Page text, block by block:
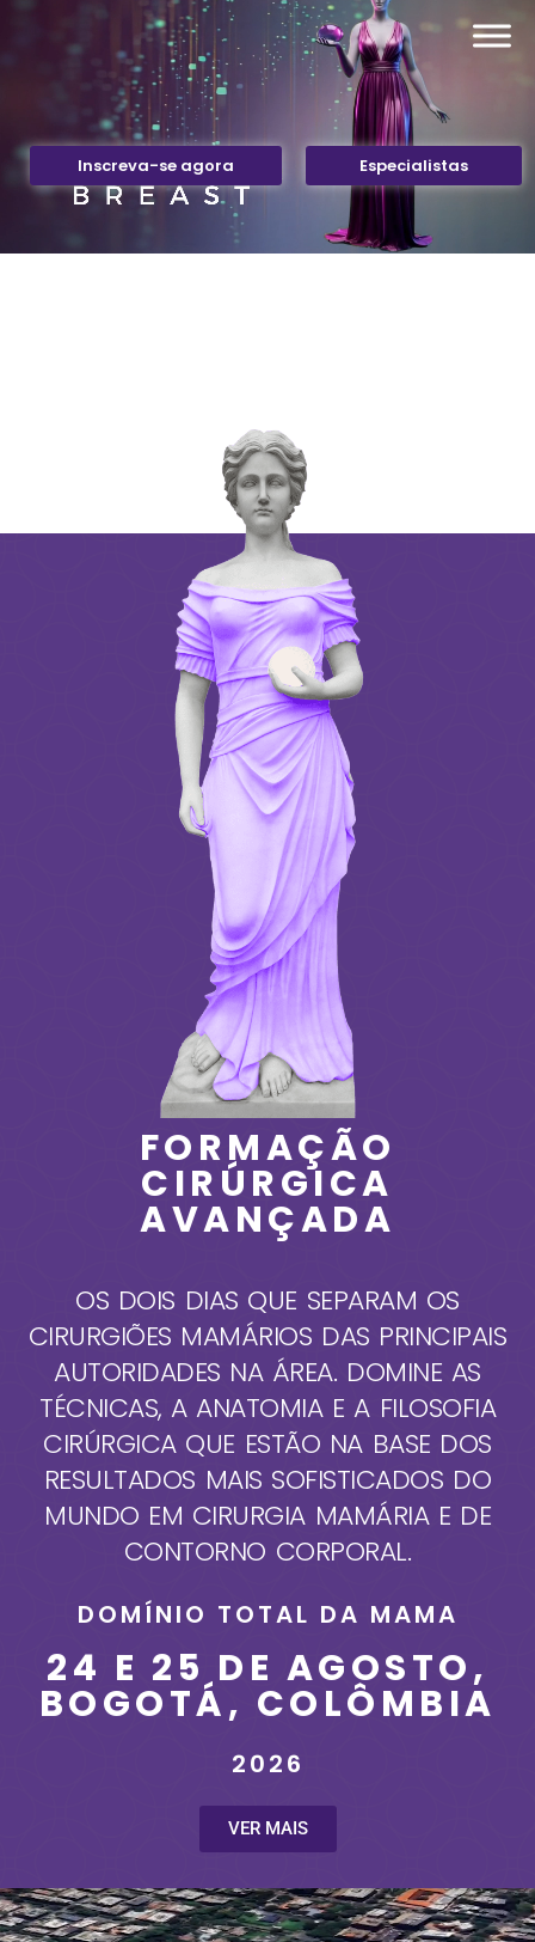
Inscreva-se agora Especialistas
FORMAÇÃO
CIRÚRGICA
AVANÇADA
OS DOIS DIAS QUE SEPARAM OS
CIRURGIÕES MAMÁRIOS DAS PRINCIPAIS
AUTORIDADES NA ÁREA. DOMINE AS
TÉCNICAS, A ANATOMIA E A FILOSOFIA
CIRÚRGICA QUE ESTÃO NA BASE DOS
RESULTADOS MAIS SOFISTICADOS DO
MUNDO EM CIRURGIA MAMÁRIA E DE
CONTORNO CORPORAL.
DOMÍNIO TOTAL DA MAMA
24 E 25 DE AGOSTO,
BOGOTÁ, COLÔMBIA
2026
VER MAIS